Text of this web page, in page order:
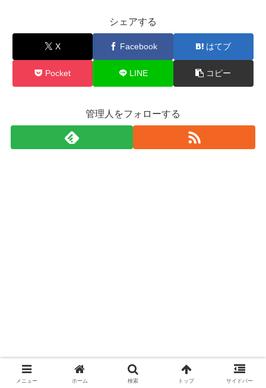
シェアする
X Facebook はてブ
Pocket LINE コピー
管理人をフォローする
メニュー ホーム 検索 トップ サイドバー